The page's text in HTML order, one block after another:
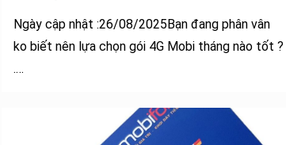
Ngày cập nhật :26/08/2025Bạn đang phân vân
ko biết nên lựa chọn gói 4G Mobi tháng nào tốt ?
.…